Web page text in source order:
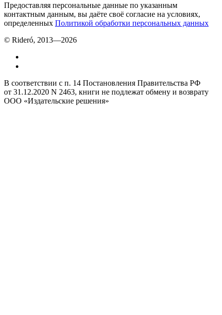
Предоставляя персональные данные по указанным
контактным данным, вы даёте своё согласие на условиях,
определенных Политикой обработки персональных данных
© Rideró, 2013—2026
В соответствии с п. 14 Постановления Правительства РФ
от 31.12.2020 N 2463, книги не подлежат обмену и возврату
ООО «Издательские решения»